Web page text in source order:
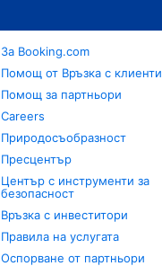
За Booking.com
Помощ от Връзка с клиенти
Помощ за партньори
Careers
Природосъобразност
Пресцентър
Център с инструменти за
безопасност
Връзка с инвеститори
Правила на услугата
Оспорване от партньори